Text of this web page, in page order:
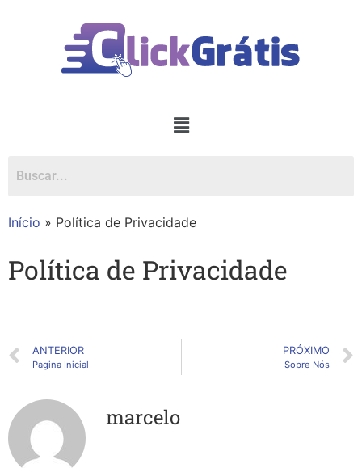
Início » Política de Privacidade
Política de Privacidade
ANTERIOR
Pagina Inicial
PRÓXIMO
Sobre Nós
marcelo